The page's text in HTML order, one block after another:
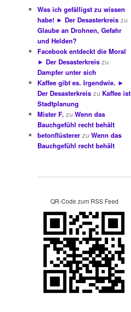
Was ich gefälligst zu wissen
habe! ► Der Desasterkreis zu
Glaube an Drohnen, Gefahr
und Helden?
Facebook entdeckt die Moral
► Der Desasterkreis zu
Dampfer unter sich
Kaffee gibt es. Irgendwie. ►
Der Desasterkreis zu Kaffee ist
Stadtplanung
Mister F. zu Wenn das
Bauchgefühl recht behält
betonflüsterer zu Wenn das
Bauchgefühl recht behält
QR-Code zum RSS Feed